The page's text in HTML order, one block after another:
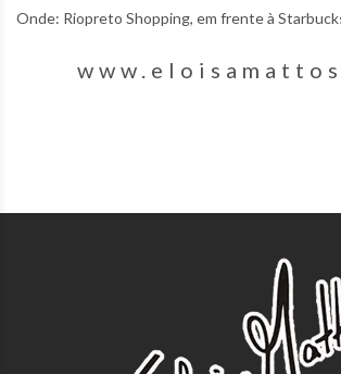
Onde: Riopreto Shopping, em frente à